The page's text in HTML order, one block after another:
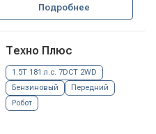
Подробнее
Техно Плюс
1.5T 181 л.с. 7DCT 2WD
Бензиновый
Передний
Робот